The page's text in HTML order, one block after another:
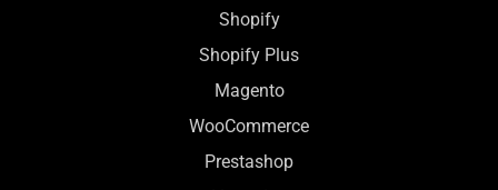
Shopify
Shopify Plus
Magento
WooCommerce
Prestashop